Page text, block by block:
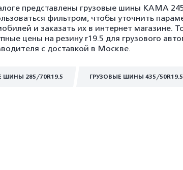
представлены грузовые шины KAMA
фильтром, чтобы уточнить
и заказать их в интернет магазине.
цены на резину r19.5 для грузового
с доставкой в Москве.
ШИНЫ 285/70R19.5 ГРУЗОВЫЕ ШИНЫ 435/50R19.5